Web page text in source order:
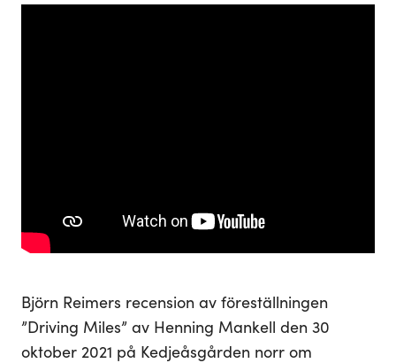
Björn Reimers recension av föreställningen
”Driving Miles” av Henning Mankell den 30
oktober 2021 på Kedjeåsgården norr om